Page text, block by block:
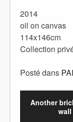
2014
oil on canvas
114x146cm
Collection
Posté dans
Another
wall